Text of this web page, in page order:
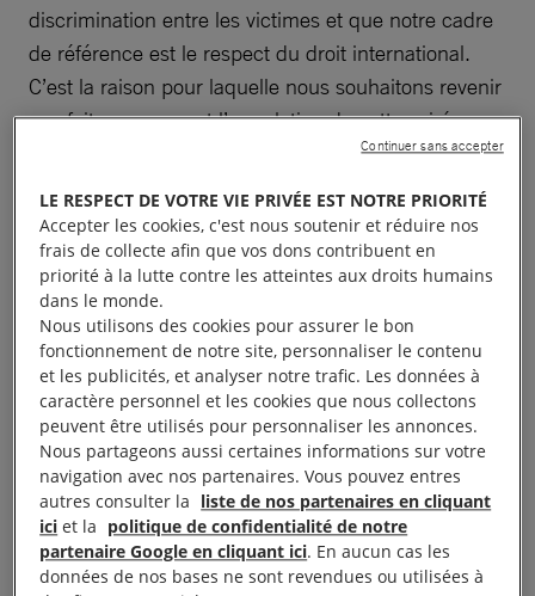
discrimination entre les victimes et que notre cadre
de référence est le respect du droit international.
C’est la raison pour laquelle nous souhaitons revenir
aux faits concernant l’annulation de cette soirée au
Rassembler pour la
protection des populations
civiles
L’objectif de cette soirée, co-organisée avec le
Théâtre du Châtelet, était de rassembler des
personnalités artistiques d’horizons et univers
différents, voire divergents,mais toutes unies par le
souhait de proposer une performance artistique
LE RESPECT DE VOTRE VIE PRIVÉE EST NOTRE PRIORITÉ
Accepter les cookies, c'est nous soutenir et réduire nos
frais de collecte afin que vos dons contribuent en
priorité à la lutte contre les atteintes aux droits humains
dans le monde.
Nous utilisons des cookies pour assurer le bon
fonctionnement de notre site, personnaliser le contenu
et les publicités, et analyser notre trafic. Les données à
caractère personnel et les cookies que nous collectons
peuvent être utilisés pour personnaliser les annonces.
Nous partageons aussi certaines informations sur votre
navigation avec nos partenaires. Vous pouvez entres
autres consulter la liste de nos partenaires en cliquant
ici et la politique de confidentialité de notre
partenaire Google en cliquant ici. En aucun cas les
données de nos bases ne sont revendues ou utilisées à
Continuer sans accepter